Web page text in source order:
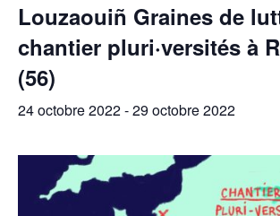
Louzaouiñ Graines de
chantier pluri·versités à
(56)
24 octobre 2022-29 octobre 2022